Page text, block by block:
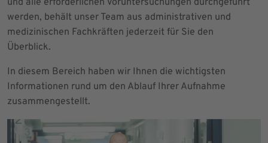
werden, behält unser Team aus administrativen und
medizinischen Fachkräften jederzeit für Sie den
Überblick.
In diesem Bereich haben wir Ihnen die wichtigsten
Informationen rund um den Ablauf Ihrer Aufnahme
zusammengestellt.